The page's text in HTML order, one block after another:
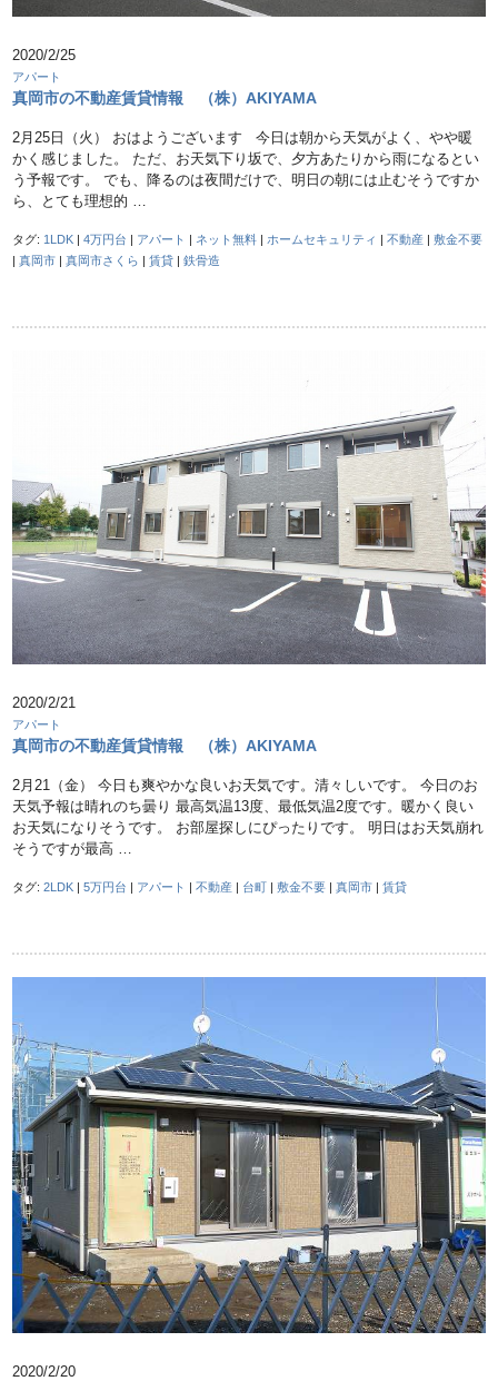
2020/2/25
アパート
真岡市の不動産賃貸情報 （株）AKIYAMA
2月25日（火） おはようございます 今日は朝から天気がよく、やや暖
かく感じました。 ただ、お天気下り坂で、夕方あたりから雨になるとい
う予報です。 でも、降るのは夜間だけで、明日の朝には止むそうですか
ら、とても理想的 …
タグ: 1LDK |4万円台 | アパート | ネット無料 | ホームセキュリティ |不動産 |敷金不要
|真岡市 |真岡市さくら |賃貸 |鉄骨造
2020/2/21
アパート
真岡市の不動産賃貸情報 （株）AKIYAMA
2月21（金） 今日も爽やかな良いお天気です。清々しいです。 今日のお
天気予報は晴れのち曇り 最高気温13度、最低気温2度です。暖かく良い
お天気になりそうです。 お部屋探しにぴったりです。 明日はお天気崩れ
そうですが最高 …
タグ:2LDK |5万円台 アパート |不動産 台町 |敷金不要 |真岡市 |賃貸
2020/2/20